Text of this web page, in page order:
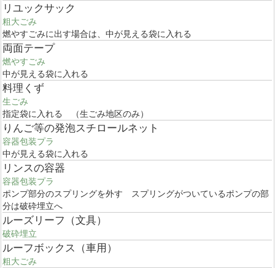
リユックサック
粗大ごみ
燃やすごみに出す場合は、中が見える袋に入れる
両面テープ
燃やすごみ
中が見える袋に入れる
料理くず
生ごみ
指定袋に入れる （生ごみ地区のみ）
りんご等の発泡スチロールネット
容器包装プラ
中が見える袋に入れる
リンスの容器
容器包装プラ
ポンプ部分のスプリングを外す スプリングがついているポンプの部
分は破砕埋立へ
ルーズリーフ（文具）
破砕埋立
ルーフボックス（車用）
粗大ごみ